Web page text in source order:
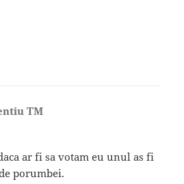
TM
ar fi sa votam eu unul as fi
porumbei.